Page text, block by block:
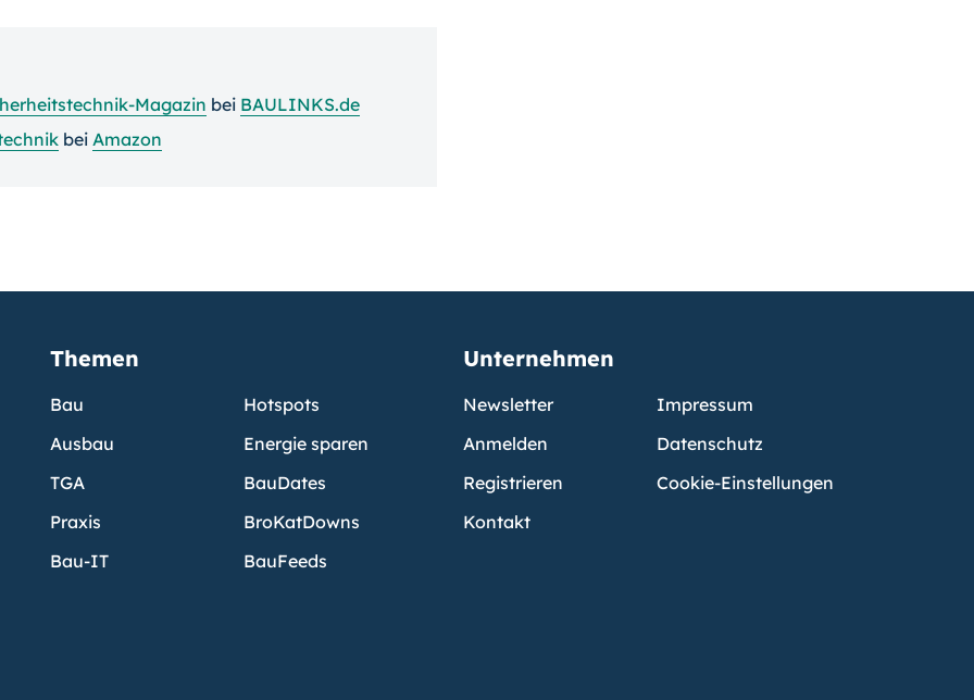
Magazin bei BAULINKS.de
bei Amazon
Themen
Bau
Ausbau
TGA
Praxis
Bau-IT
Hotspots
Energie sparen
BauDates
BroKatDowns
BauFeeds
Unternehmen
Newsletter
Anmelden
Registrieren
Kontakt
Impressum
Datenschutz
Cookie-Einstellungen